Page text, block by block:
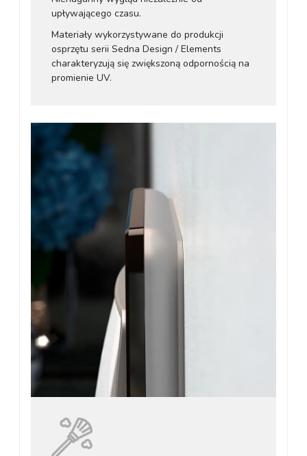
upływającego czasu.
Materiały wykorzystywane do produkcji
osprzętu serii Sedna Design / Elements
charakteryzują się zwiększoną odpornością na
promienie UV.